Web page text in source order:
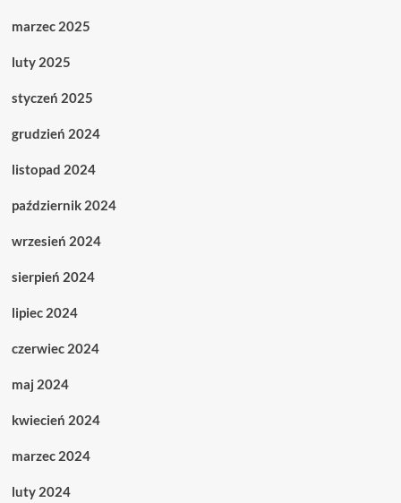
marzec 2025
luty 2025
styczeń 2025
grudzień 2024
listopad 2024
październik 2024
wrzesień 2024
sierpień 2024
lipiec 2024
czerwiec 2024
maj 2024
kwiecień 2024
marzec 2024
luty 2024